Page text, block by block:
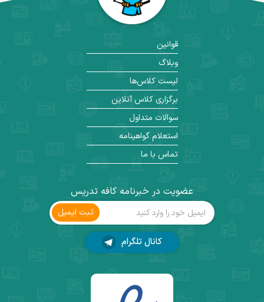
عضویت در خبرنامه کافه تدریس
ثبت ‌ایمیل
کانال تلگرام
قوانین
وبلاگ
لیست کلاس‌ها
برگزاری کلاس آنلاین
سوالات متداول
استعلام گواهینامه
تماس با ما